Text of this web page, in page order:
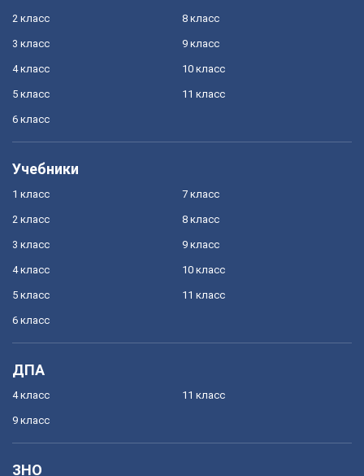
2 класс
3 класс
4 класс
5 класс
6 класс
8 класс
9 класс
10 класс
11 класс
Учебники
1 класс
2 класс
3 класс
4 класс
5 класс
6 класс
7 класс
8 класс
9 класс
10 класс
11 класс
ДПА
4 класс
9 класс
11 класс
ЗНО